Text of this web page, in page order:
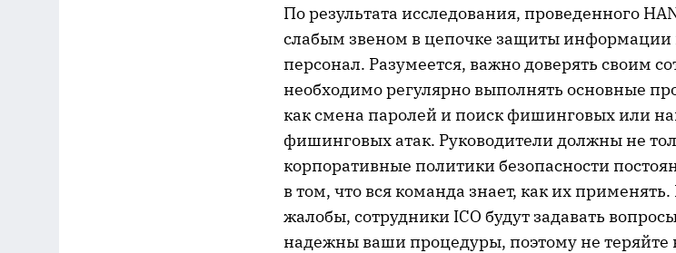
По результата исследования, проведенного
слабым звеном в цепочке защиты информации
персонал. Разумеется, важно доверять своим
необходимо регулярно выполнять основные
как смена паролей и поиск фишинговых или
фишинговых атак. Руководители должны не
корпоративные политики безопасности
в том, что вся команда знает, как их
жалобы, сотрудники ICO будут задавать
надежны ваши процедуры, поэтому не теряйте